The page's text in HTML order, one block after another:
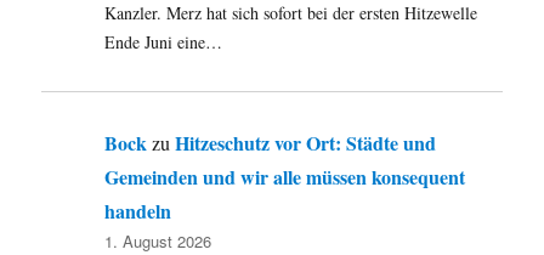
Kanzler. Merz hat sich sofort bei der ersten Hitzewelle
Ende Juni eine…
BockzuHitzeschutz vor Ort: Städte und
Gemeinden und wir alle müssen konsequent
handeln
1. August 2026